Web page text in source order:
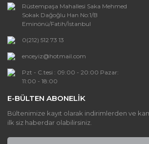
Ürün bilgilerinde hatalar
Ürün fiyatı diğer sitelerden daha
Bu ürüne benzer farklı
Rüstempaşa Mahallesi Saka Mehmed
Sokak Dağoğlu Han No:1/B
Eminönü/Fatih/İstanbul
0(212) 512 73 13
enceyiz@hotmail.com
Pzt - C.tesi : 09:00 - 20:00 Pazar:
11:00 - 18:00
E-BÜLTEN ABONELİK
Bültenimize kayıt olarak indirimlerden ve
ilk siz haberdar olabilirsiniz.